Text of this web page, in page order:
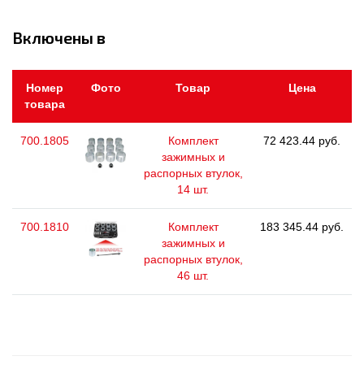
Включены в
Номер
товара
Фото Товар Цена
700.1805
Комплект
зажимных и
распорных втулок,
14 шт.
72 423.44 руб.
700.1810
Комплект
зажимных и
распорных втулок,
46 шт.
183 345.44 руб.